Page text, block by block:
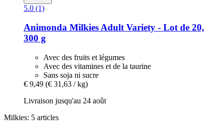
5.0 (1)
Animonda Milkies Adult Variety -​ Lot de 20,
300 g
Avec des fruits et légumes
Avec des vitamines et de la taurine
Sans soja ni sucre
€ 9,49 (€ 31,63 / kg)
Livraison jusqu'au 24 août
Milkies: 5 articles